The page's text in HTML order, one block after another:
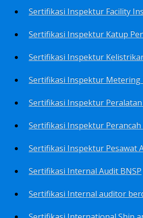
Sertifikasi Inspektur Katup
Sertifikasi Inspektur
Sertifikasi Inspektur Metering
Sertifikasi Inspektur Peralatan
Sertifikasi Inspektur Pesawat
Sertifikasi Internal Audit BNSP